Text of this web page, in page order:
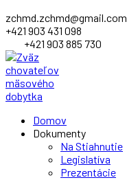
zchmd.zchmd@gmail.com
+421 903 431 098
+421 903 885 730
ProfileDomov
Dokumenty
Na Stiahnutie
Legislatíva
Prezentácie